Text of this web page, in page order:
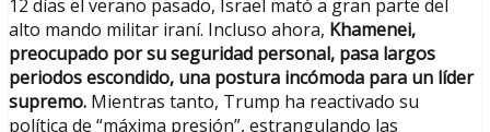
12 días el verano pasado, Israel mató a gran parte del
alto mando militar iraní. Incluso ahora, Khamenei,
preocupado por su seguridad personal, pasa largos
periodos escondido, una postura incómoda para un líder
supremo. Mientras tanto, Trump ha reactivado su
política de “máxima presión”, estrangulando las